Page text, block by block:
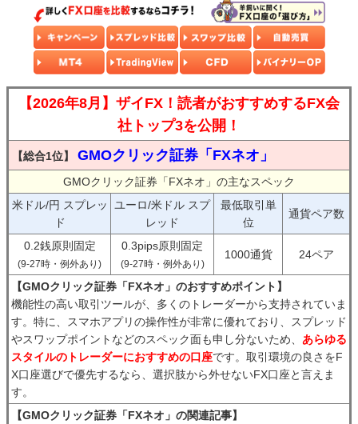
【2026年8月】ザイFX！読者がおすすめするFX会
社トップ3を公開！
【総合1位】 GMOクリック証券「FXネオ」
GMOクリック証券「FXネオ」の主なスペック
米ドル/円 スプレッ
ド
ユーロ/米ドル スプ
レッド
最低取引単
位
通貨ペア数
0.2銭原則固定
(9-27時・例外あり)
0.3pips原則固定
(9-27時・例外あり)
1000通貨 24ペア
【GMOクリック証券「FXネオ」のおすすめポイント】
機能性の高い取引ツールが、多くのトレーダーから支持されていま
す。特に、スマホアプリの操作性が非常に優れており、スプレッド
やスワップポイントなどのスペック面も申し分ないため、 あらゆる
スタイルのトレーダーにおすすめの口座です。取引環境の良さをF
X口座選びで優先するなら、選択肢から外せないFX口座と言えま
す。
【GMOクリック証券「FXネオ」の関連記事】